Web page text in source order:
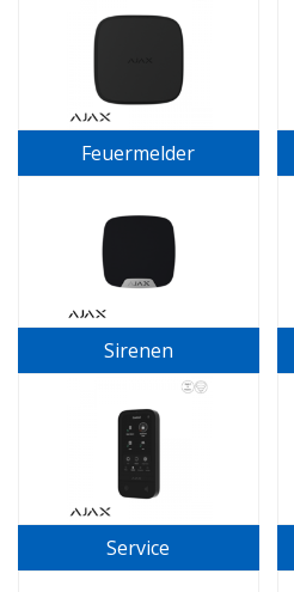
Feuermelder
Sirenen
Service